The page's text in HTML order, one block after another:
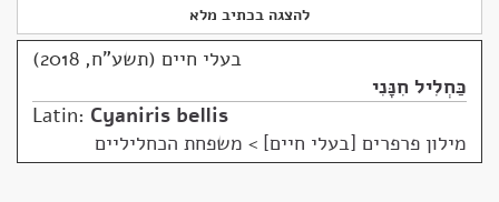
להצגה בכתיב מלא
בעלי חיים (תשע"ח, 2018)
כַּחְלִיל חִנָּנִי
Latin: Cyaniris bellis
מילון פרפרים [בעלי חיים] > משפחת הכחליליים